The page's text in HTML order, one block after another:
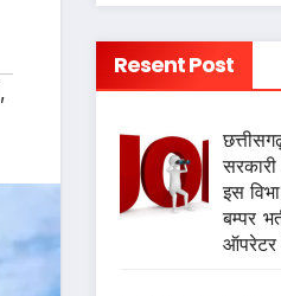
,
Resent Post
सरकारी
इस
बम्पर